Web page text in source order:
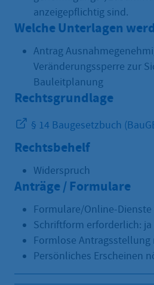
anzeigepflichtig sind.
Welche Unterlagen
Antrag
Veränderungssperre zur
Bauleitplanung
Rechtsgrundlage
§ 14 Baugesetzbuch
Rechtsbehelf
Widerspruch
Anträge / Formulare
Formulare/Online-
Schriftform erforderlich: ja
Formlose Antragsstellung
Persönliches Erscheinen